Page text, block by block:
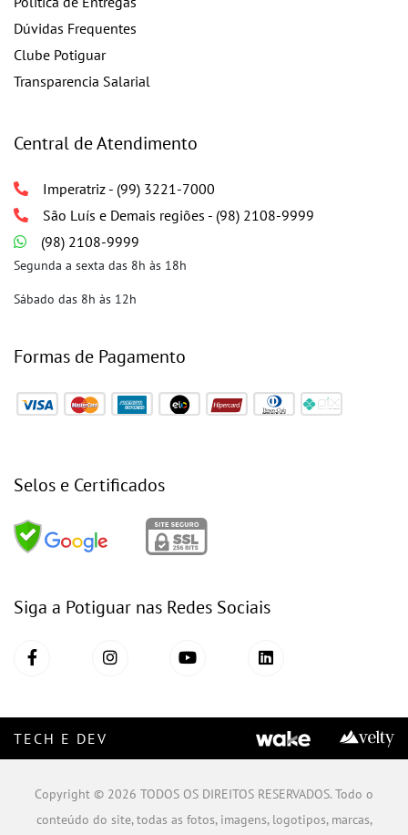
Dúvidas Frequentes
Clube Potiguar
Transparencia Salarial
Central de Atendimento
Imperatriz - (99) 3221-7000
São Luís e Demais regiões - (98) 2108-9999
(98) 2108-9999
Segunda a sexta das 8h às 18h
Sábado das 8h às 12h
Formas de Pagamento
Selos e Certificados
Siga a Potiguar nas Redes Sociais
TECH E DEV
Copyright © 2026 TODOS OS DIREITOS RESERVADOS. Todo o
conteúdo do site, todas as fotos, imagens, logotipos, marcas,